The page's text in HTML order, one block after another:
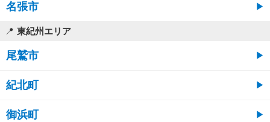
名張市
東紀州エリア
尾鷲市
紀北町
御浜町